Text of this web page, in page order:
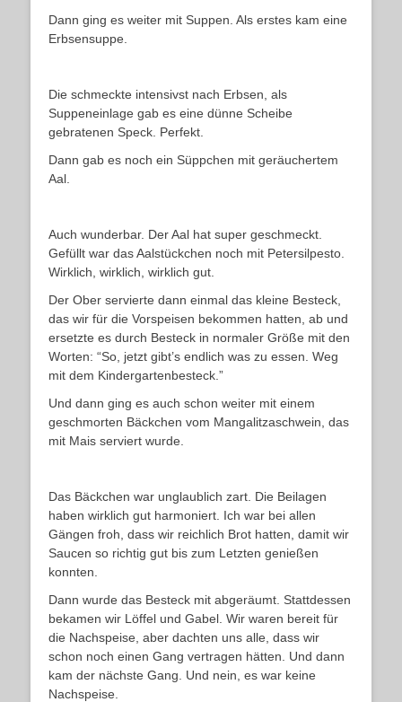
Dann ging es weiter mit Suppen. Als erstes kam eine
Erbsensuppe.
Die schmeckte intensivst nach Erbsen, als
Suppeneinlage gab es eine dünne Scheibe
gebratenen Speck. Perfekt.
Dann gab es noch ein Süppchen mit geräuchertem
Aal.
Auch wunderbar. Der Aal hat super geschmeckt.
Gefüllt war das Aalstückchen noch mit Petersilpesto.
Wirklich, wirklich, wirklich gut.
Der Ober servierte dann einmal das kleine Besteck,
das wir für die Vorspeisen bekommen hatten, ab und
ersetzte es durch Besteck in normaler Größe mit den
Worten: “So, jetzt gibt’s endlich was zu essen. Weg
mit dem Kindergartenbesteck.”
Und dann ging es auch schon weiter mit einem
geschmorten Bäckchen vom Mangalitzaschwein, das
mit Mais serviert wurde.
Das Bäckchen war unglaublich zart. Die Beilagen
haben wirklich gut harmoniert. Ich war bei allen
Gängen froh, dass wir reichlich Brot hatten, damit wir
Saucen so richtig gut bis zum Letzten genießen
konnten.
Dann wurde das Besteck mit abgeräumt. Stattdessen
bekamen wir Löffel und Gabel. Wir waren bereit für
die Nachspeise, aber dachten uns alle, dass wir
schon noch einen Gang vertragen hätten. Und dann
kam der nächste Gang. Und nein, es war keine
Nachspeise.